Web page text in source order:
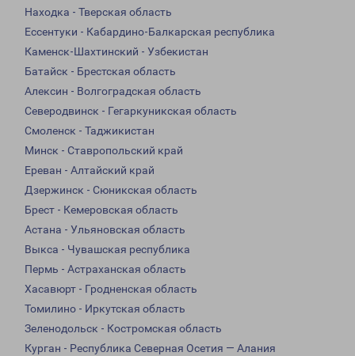
Находка - Тверская область
Ессентуки - Кабардино-Балкарская республика
Каменск-Шахтинский - Узбекистан
Батайск - Брестская область
Алексин - Волгоградская область
Северодвинск - Гегаркуникская область
Смоленск - Таджикистан
Минск - Ставропольский край
Ереван - Алтайский край
Дзержинск - Сюникская область
Брест - Кемеровская область
Астана - Ульяновская область
Выкса - Чувашская республика
Пермь - Астраханская область
Хасавюрт - Гродненская область
Томилино - Иркутская область
Зеленодольск - Костромская область
Курган - Республика Северная Осетия — Алания